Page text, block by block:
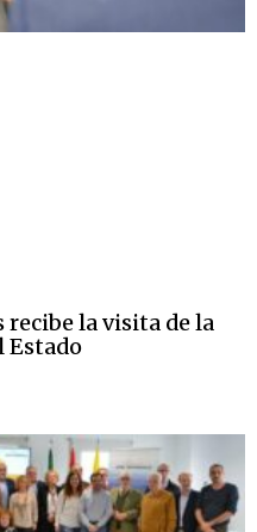
la visita de la
Estado